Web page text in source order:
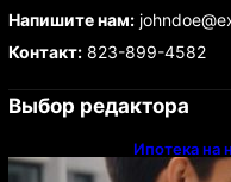
Напишите нам:
Контакт:823-899-4582
Выбор редактора
Ипотека на
напрямую